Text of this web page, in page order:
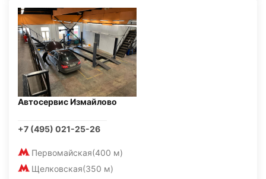
Автосервис Измайлово
+7 (495) 021-25-26
Первомайская(400 м)
Щелковская(350 м)